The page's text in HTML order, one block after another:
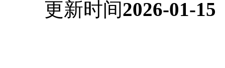
更新时间2026-01-15